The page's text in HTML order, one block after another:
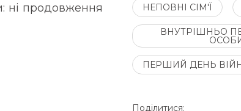
ні продовження
Поділитися:
НЕПОВНІ СІМ'Ї
ВНУТРІШНЬО
ПЕРШИЙ ДЕНЬ